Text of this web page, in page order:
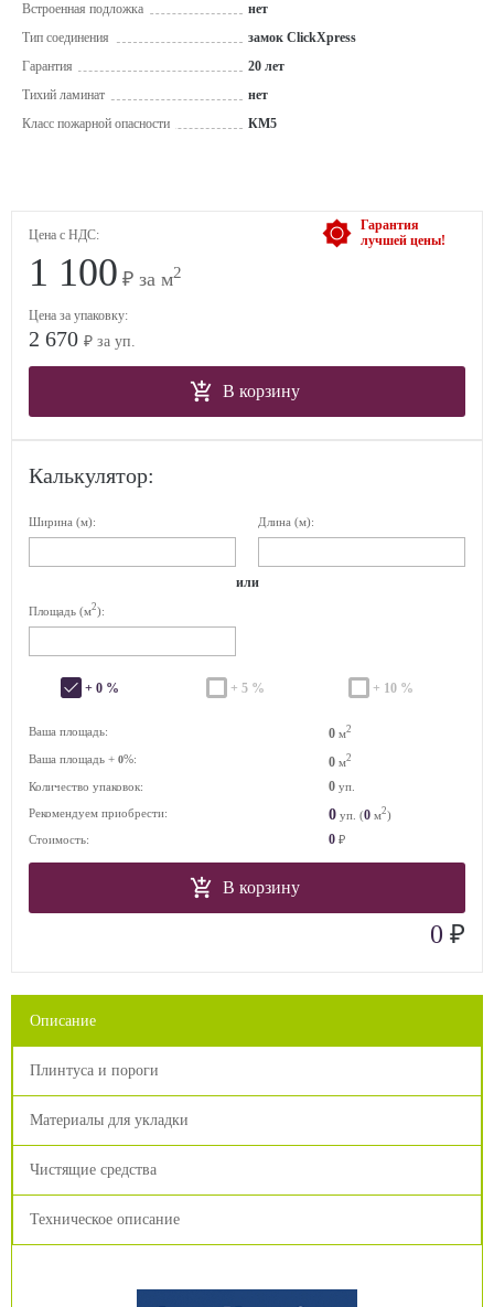
Встроенная подложка
нет
Тип соединения
замок ClickXpress
Гарантия
20 лет
Тихий ламинат
нет
Класс пожарной опасности
КМ5
Гарантия
лучшей цены!
Цена с НДС:
1 100 ₽ за м2
Цена за упаковку:
2 670 ₽ за уп.
В корзину
Калькулятор:
Ширина (м): Длина (м):
или
Площадь (м2):
+ 0 % + 5 % + 10 %
Ваша площадь: 0 м2
Ваша площадь + 0%: 0 м2
Количество упаковок: 0 уп.
Рекомендуем приобрести:
0 уп. (0 м2)
Стоимость:
0 ₽
В корзину
0 ₽
Описание
Плинтуса и пороги
Материалы для укладки
Чистящие средства
Техническое описание